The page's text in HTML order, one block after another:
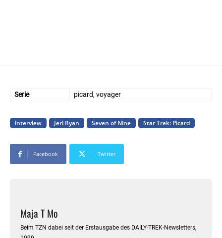
Serie picard, voyager
interview Jeri Ryan Seven of Nine Star Trek: Picard
Facebook Twitter
Maja T Mo
Beim TZN dabei seit der Erstausgabe des DAILY-TREK-Newsletters,